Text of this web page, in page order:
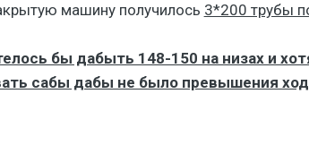
машину получилось 3*200 трубы
бы дабыть 148-150 на низах и
сабы дабы не было превышения